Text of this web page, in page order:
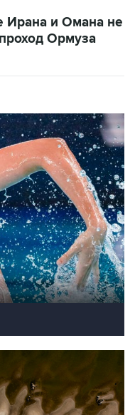
Ирана и Омана не
Ормуза